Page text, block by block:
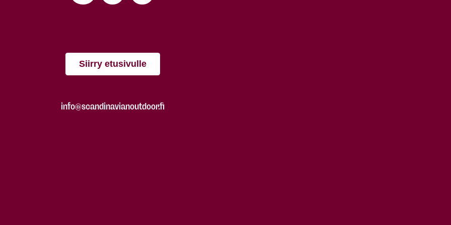
Siirry etusivulle
info@scandinavianoutdoor.fi